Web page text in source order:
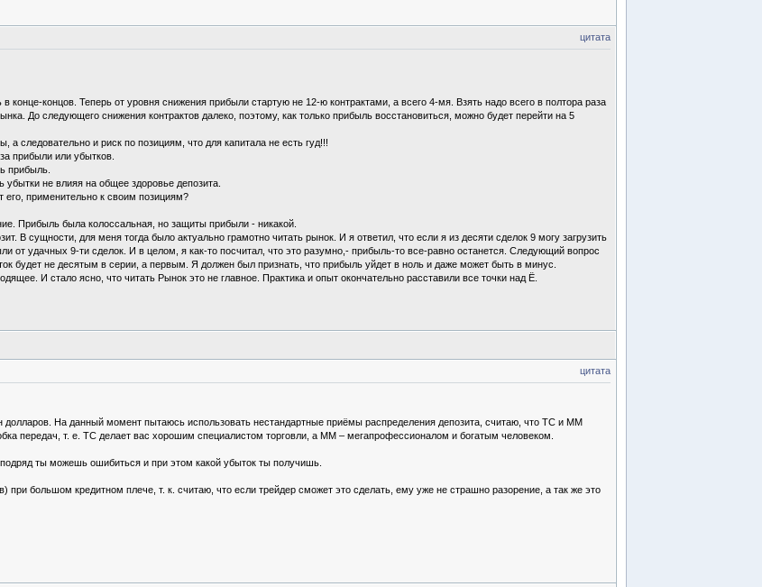
цитата
конце-концов. Теперь от уровня снижения прибыли стартую не 12-ю контрактами, а всего 4-мя. Взять надо всего в полтора раза
До следующего снижения контрактов далеко, поэтому, как только прибыль восстановиться, можно будет перейти на 5
следовательно и риск по позициям, что для капитала не есть гуд!!!
прибыли или убытков.
прибыль.
не влияя на общее здоровье депозита.
его, применительно к своим позициям?
Прибыль была колоссальная, но защиты прибыли - никакой.
В сущности, для меня тогда было актуально грамотно читать рынок. И я ответил, что если я из десяти сделок 9 могу загрузить
от удачных 9-ти сделок. И в целом, я как-то посчитал, что это разумно,- прибыль-то все-равно останется. Следующий вопрос
будет не десятым в серии, а первым. Я должен был признать, что прибыль уйдет в ноль и даже может быть в минус.
И стало ясно, что читать Рынок это не главное. Практика и опыт окончательно расставили все точки над Ё.
цитата
На данный момент пытаюсь использовать нестандартные приёмы распределения депозита, считаю, что ТС и ММ
передач, т. е. ТС делает вас хорошим специалистом торговли, а ММ – мегапрофессионалом и богатым человеком.
ты можешь ошибиться и при этом какой убыток ты получишь.
большом кредитном плече, т. к. считаю, что если трейдер сможет это сделать, ему уже не страшно разорение, а так же это